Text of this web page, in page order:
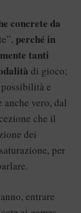
concrete da
perché in
tanti
di gioco;
e
anche vero, dal
che il
dei
per
entrare